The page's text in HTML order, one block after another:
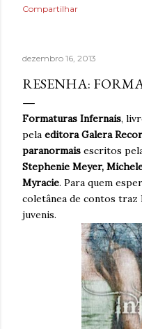
estava mais interessado
ansiedade. Estaria
completamente livre do
ansiedade, aprendera
Pelo contrário, que
acreditando em si
ano sem fumar cigarro.
formado em jornalismo .
Compartilhar
dezembro 16, 2013
RESENHA:
Formaturas Infernais,
pela editora Galera
paranormais escritos
Stephenie Meyer,
Myracie. Para quem
coletânea de contos
juvenis.